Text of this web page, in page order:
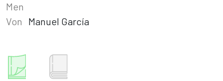
Men
Von
Manuel García